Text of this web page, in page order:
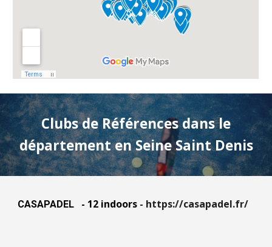
Clubs de Références dans le
départementen Seine Saint Denis
CASAPADEL - 12 indoors - https://casapadel.fr/